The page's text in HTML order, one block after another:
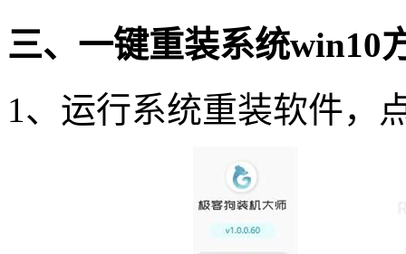
三、一键重装系统win10
1 、运行系统重装软件，